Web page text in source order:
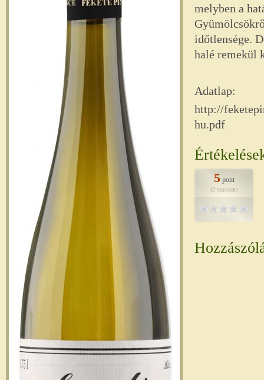
melyben a
időtlensége.
halé remekül
Adatlap:
http://
hu.pdf
5pont
(2 szavazat)